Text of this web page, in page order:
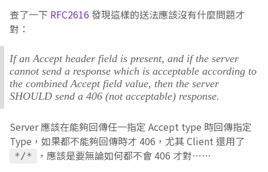
查了一下 RFC2616 發現這樣的送法應該沒有什麼問題才
對：
If an Accept header field is present, and if the server
cannot send a response which is acceptable according to
the combined Accept field value, then the server
SHOULD send a 406 (not acceptable) response.
Server 應該在能夠回傳任一指定 Accept type 時回傳指定
Type，如果都不能夠回傳時才 406，尤其 Client 還用了
*/*
，應該是要無論如何都不會 406 才對……